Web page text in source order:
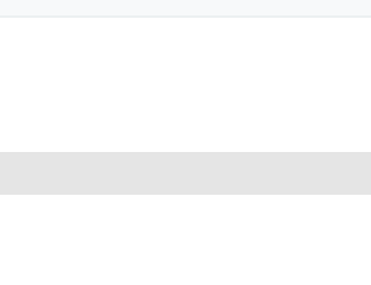
کسانی پیشنهاد می‌شود؟
دارید، پستچی همیشه دوبار زنگ می‌زند
میل به آزادی، تصمیم‌های اخلاقی و